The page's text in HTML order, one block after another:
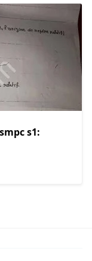
s1: